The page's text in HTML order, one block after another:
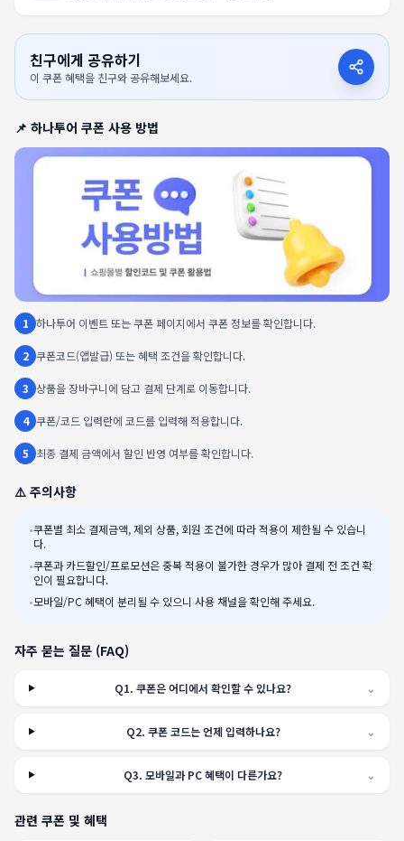
친구에게 공유하기
이 쿠폰 혜택을 친구와 공유해보세요.
📌 하나투어 쿠폰 사용 방법
1 하나투어 이벤트 또는 쿠폰 페이지에서 쿠폰 정보를 확인합니다.
2 쿠폰코드(앱발급) 또는 혜택 조건을 확인합니다.
3 상품을 장바구니에 담고 결제 단계로 이동합니다.
4 쿠폰/코드 입력란에 코드를 입력해 적용합니다.
5 최종 결제 금액에서 할인 반영 여부를 확인합니다.
⚠️ 주의사항
•쿠폰별 최소 결제금액, 제외 상품, 회원 조건에 따라 적용이 제한될 수 있습니
다.
•쿠폰과 카드할인/프로모션은 중복 적용이 불가한 경우가 많아 결제 전 조건 확
인이 필요합니다.
•모바일/PC 혜택이 분리될 수 있으니 사용 채널을 확인해 주세요.
자주 묻는 질문 (FAQ)
Q1.쿠폰은 어디에서 확인할 수 있나요? ⌄
Q2. 쿠폰 코드는 언제 입력하나요? ⌄
Q3.모바일과 PC 혜택이 다른가요? ⌄
관련 쿠폰 및 혜택